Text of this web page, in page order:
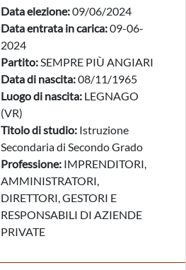
Data elezione:09/06/2024
Data entrata in carica:09-06-
2024
Partito:SEMPRE PIÙ ANGIARI
Data di nascita:08/11/1965
Luogo di nascita: LEGNAGO
(VR)
Titolo di studio: Istruzione
Secondaria di Secondo Grado
Professione: IMPRENDITORI,
AMMINISTRATORI,
DIRETTORI, GESTORI E
RESPONSABILI DI AZIENDE
PRIVATE